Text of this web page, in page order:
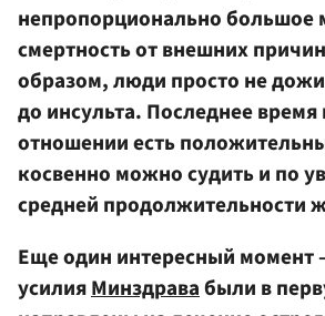
непропорционально большое
смертность от внешних
образом, люди просто не
до инсульта. Последнее время
отношении есть
косвенно можно судить и по
средней продолжительности
Еще один интересный
усилияМинздравабыли в